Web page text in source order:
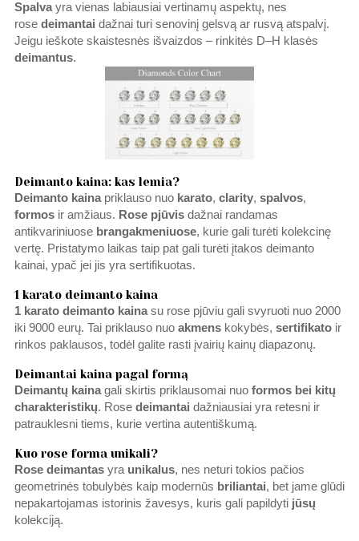
Spalvayra vienas labiausiai vertinamų aspektų, nes
rose deimantai dažnai turi senovinį gelsvą ar rusvą atspalvį.
Jeigu ieškote skaistesnės išvaizdos – rinkitės D–H klasės
deimantus.
Deimanto kaina: kas lemia?
Deimanto kainapriklauso nuo karato, clarity, spalvos,
formosir amžiaus. Rose pjūvisdažnai randamas
antikvariniuose brangakmeniuose, kurie gali turėti kolekcinę
vertę. Pristatymo laikas taip pat gali turėti įtakos deimanto
kainai, ypač jei jis yra sertifikuotas.
1 karato deimanto kaina
1 karato deimanto kainasu rose pjūviu gali svyruoti nuo 2000
iki 9000 eurų. Tai priklauso nuo akmenskokybės, sertifikatoir
rinkos paklausos, todėl galite rasti įvairių kainų diapazonų.
Deimantai kaina pagal formą
Deimantų kainagali skirtis priklausomai nuo formos bei kitų
charakteristikų. Rose deimantai dažniausiai yra retesni ir
patrauklesni tiems, kurie vertina autentiškumą.
Kuo rose forma unikali?
Rose deimantasyra unikalus, nes neturi tokios pačios
geometrinės tobulybės kaip modernūs briliantai, bet jame glūdi
nepakartojamas istorinis žavesys, kuris gali papildyti jūsų
kolekciją.